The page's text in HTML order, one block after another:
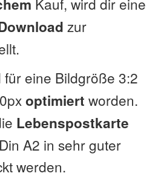
zur
für eine Bildgröße 3:2
optimiert worden.
Lebenspostkarte
A2 in sehr guter
werden.